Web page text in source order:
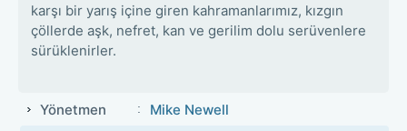
karşı bir yarış içine giren kahramanlarımız, kızgın
çöllerde aşk, nefret, kan ve gerilim dolu serüvenlere
sürüklenirler.
Yönetmen Mike Newell